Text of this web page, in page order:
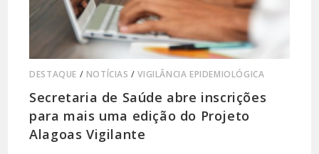
DESTAQUE / NOTÍCIAS /VIGILÂNCIA EPIDEMIOLÓGICA
Secretaria de Saúde abre inscrições
para mais uma edição do Projeto
Alagoas Vigilante